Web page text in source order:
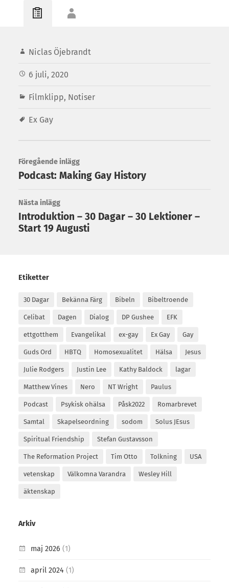
Niclas Öjebrandt
6 juli, 2020
Filmklipp, Notiser
Ex Gay
Föregående inlägg
Podcast: Making Gay History
Nästa inlägg
Introduktion – 30 Dagar – 30 Lektioner –
Start 19 Augusti
Etiketter
30 Dagar Bekänna Färg Bibeln Bibeltroende
Celibat Dagen Dialog DP Gushee EFK
ettgotthem Evangelikal ex-gay Ex Gay Gay
Guds Ord HBTQ Homosexualitet Hälsa Jesus
Julie Rodgers Justin Lee Kathy Baldock lagar
Matthew Vines Nero NT Wright Paulus
Podcast Psykisk ohälsa Påsk2022 Romarbrevet
Samtal Skapelseordning sodom Solus JEsus
Spiritual Friendship Stefan Gustavsson
The Reformation Project Tim Otto Tolkning USA
vetenskap Välkomna Varandra Wesley Hill
äktenskap
Arkiv
maj 2026 (1)
april 2024(1)